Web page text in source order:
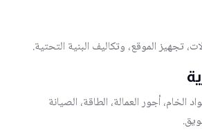
تجهيز الموقع، وتكاليف البنية التحتية.
الخام، أجور العمالة، الطاقة، الصيانة